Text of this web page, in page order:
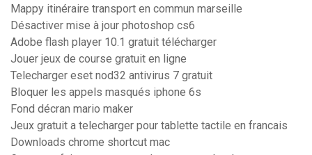
Mappy itinéraire transport en commun marseille
Désactiver mise à jour photoshop cs6
Adobe flash player 10.1 gratuit télécharger
Jouer jeux de course gratuit en ligne
Telecharger eset nod32 antivirus 7 gratuit
Bloquer les appels masqués iphone 6s
Fond décran mario maker
Jeux gratuit a telecharger pour tablette tactile en francais
Downloads chrome shortcut mac